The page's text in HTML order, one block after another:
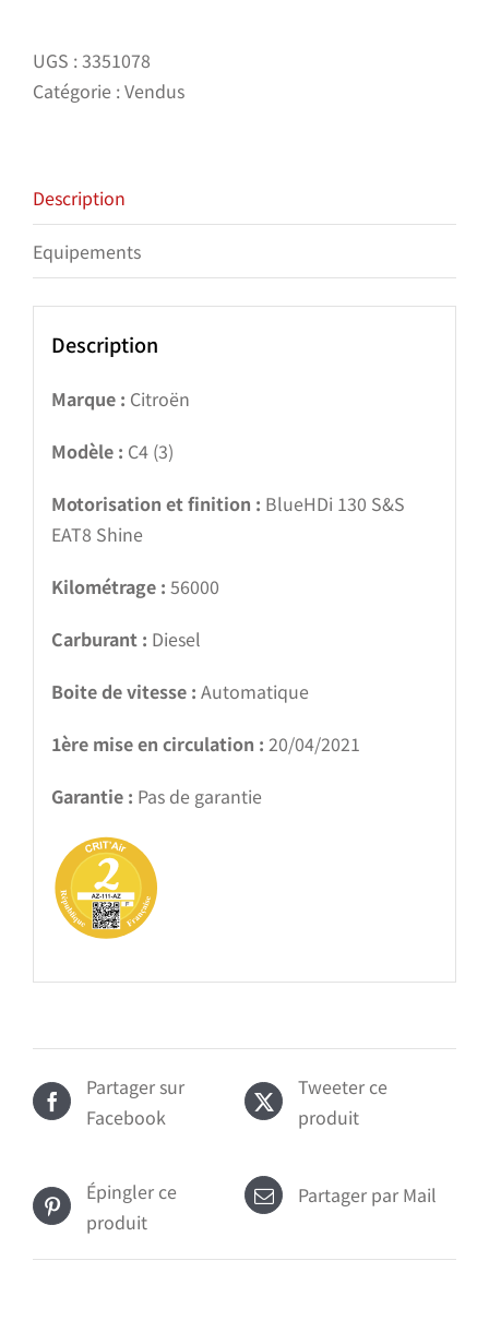
UGS :3351078
Catégorie :Vendus
Description
Equipements
Description
Marque : Citroën
Modèle : C4 (3)
Motorisation et finition : BlueHDi 130 S&S
EAT8 Shine
Kilométrage : 56000
Carburant : Diesel
Boite de vitesse : Automatique
1ère mise en circulation : 20/04/2021
Garantie : Pas de garantie
Partager sur
Facebook
Tweeter ce
produit
Épingler ce
produit
Partager par Mail